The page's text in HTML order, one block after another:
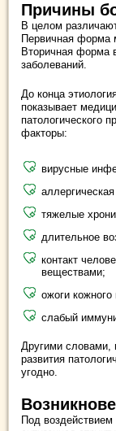
Причины
В целом
Первичная форма
Вторичная форма
заболеваний.
До конца
показывает
патологического
факторы:
вирусные
тяжелые
длительное
контакт
веществами;
ожоги
слабый
Другими словами,
развития
угодно.
Под